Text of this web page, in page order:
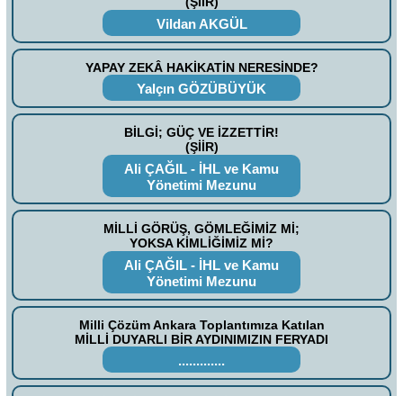
Vildan AKGÜL
YAPAY ZEKÂ HAKİKATİN NERESİNDE?
Yalçın GÖZÜBÜYÜK
BİLGİ; GÜÇ VE İZZETTİR!
(ŞİİR)
Ali ÇAĞIL - İHL ve Kamu
Yönetimi Mezunu
MİLLİ GÖRÜŞ, GÖMLEĞİMİZ Mİ;
YOKSA KİMLİĞİMİZ Mİ?
Ali ÇAĞIL - İHL ve Kamu
Yönetimi Mezunu
Milli Çözüm Ankara Toplantımıza Katılan
MİLLİ DUYARLI BİR AYDINIMIZIN FERYADI
.............